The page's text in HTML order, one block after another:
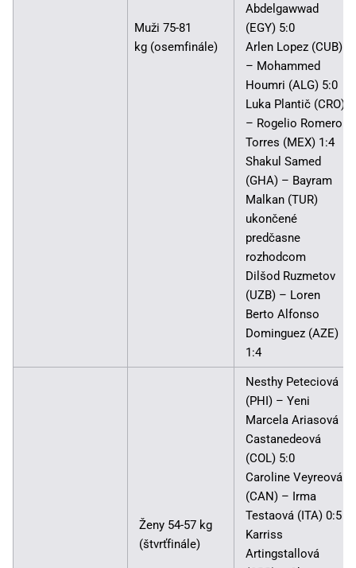
Muži 75-81
kg (osemfinále)
Abdelgawwad
(EGY) 5:0
Arlen Lopez (CUB)
– Mohammed
Houmri (ALG) 5:0
Luka Plantič (CRO)
– Rogelio Romero
Torres (MEX) 1:4
Shakul Samed
(GHA) – Bayram
Malkan (TUR)
ukončené
predčasne
rozhodcom
Dilšod Ruzmetov
(UZB) – Loren
Berto Alfonso
Dominguez (AZE)
1:4
Ženy 54-57 kg
(štvrťfinále)
Nesthy Peteciová
(PHI) – Yeni
Marcela Ariasová
Castanedeová
(COL) 5:0
Caroline Veyreová
(CAN) – Irma
Testaová (ITA) 0:5
Karriss
Artingstallová